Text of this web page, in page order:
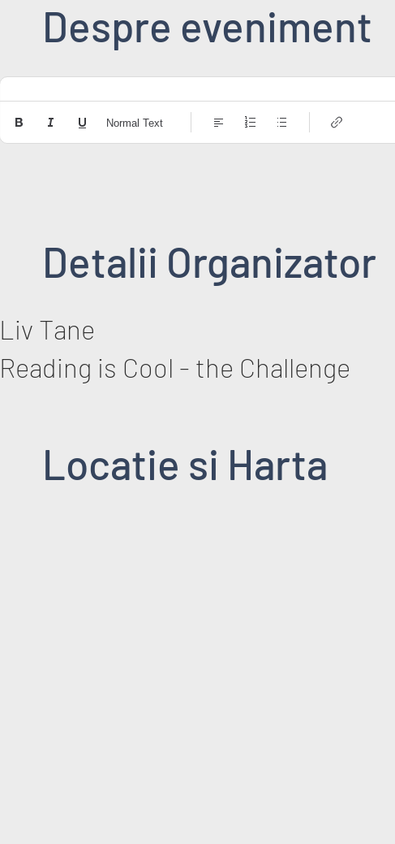
Despre eveniment
Normal Text
Detalii Organizator
Liv Tane
Reading is Cool - the Challenge
Locatie si Harta